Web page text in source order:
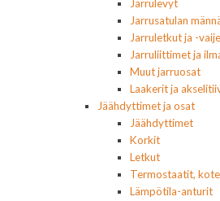
Jarrulevyt
Jarrusatulan
Jarruletkut ja -
Jarruliittimet ja
Muut jarruosat
Laakerit ja
Jäähdyttimet ja osat
Jäähdyttimet
Korkit
Letkut
Termostaatit,
Lämpötila-anturit